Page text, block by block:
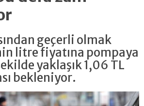
geçerli olmak
litre fiyatına pompaya
yaklaşık 1,06 TL
bekleniyor.